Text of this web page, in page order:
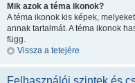
Mik azok a téma ikonok?
A téma ikonok kis képek,
annak tartalmát. A téma ikonok
függ.
Vissza a tetejére
Felhasználói szintek és